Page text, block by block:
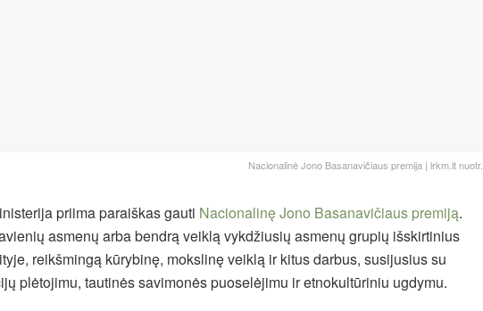
Nacionalinė Jono Basanavičiaus premija | lrkm.lt nuotr.
priima paraiškas gauti Nacionalinę Jono Basanavičiaus premiją.
asmenų arba bendrą veiklą vykdžiusių asmenų grupių išskirtinius
reikšmingą kūrybinę, mokslinę veiklą ir kitus darbus, susijusius su
plėtojimu, tautinės savimonės puoselėjimu ir etnokultūriniu ugdymu.